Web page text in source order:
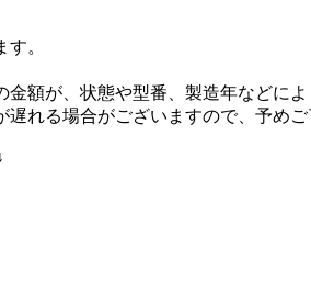
。
額が、状態や型番、製造年などに
れる場合がございますので、予めご